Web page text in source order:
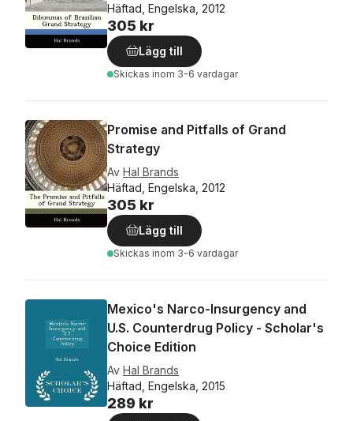
Häftad, Engelska, 2012
305 kr
Lägg till
Skickas inom 3-6 vardagar
Promise and Pitfalls of Grand
Strategy
Av Hal Brands
Häftad, Engelska, 2012
305 kr
Lägg till
Skickas inom 3-6 vardagar
Mexico's Narco-Insurgency and
U.S. Counterdrug Policy - Scholar's
Choice Edition
Av Hal Brands
Häftad, Engelska, 2015
289 kr